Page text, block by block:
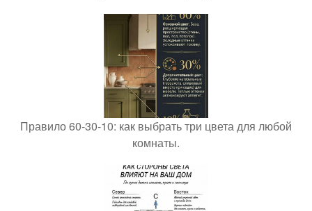
Правило 60-30-10: как выбрать три цвета для любой
комнаты.